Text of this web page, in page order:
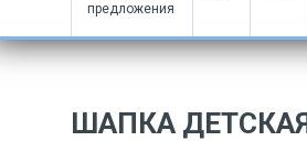
предложения
ШАПКА